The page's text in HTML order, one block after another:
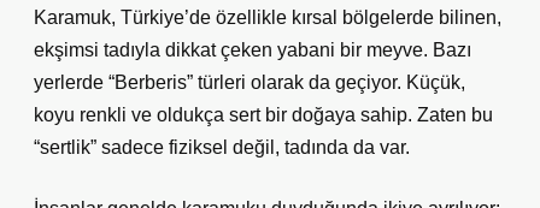
Karamuk, Türkiye’de özellikle kırsal bölgelerde bilinen,
ekşimsi tadıyla dikkat çeken yabani bir meyve. Bazı
yerlerde “Berberis” türleri olarak da geçiyor. Küçük,
koyu renkli ve oldukça sert bir doğaya sahip. Zaten bu
“sertlik” sadece fiziksel değil, tadında da var.